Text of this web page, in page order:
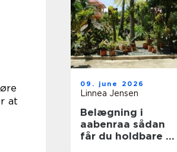
at
09. june 2026
Linnea Jensen
Belægning i
aabenraa sådan
får du holdbare og